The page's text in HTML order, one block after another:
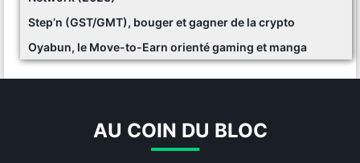
Step’n (GST/GMT), bouger et gagner de la crypto
Oyabun, le Move-to-Earn orienté gaming et manga
AU COIN DU BLOC